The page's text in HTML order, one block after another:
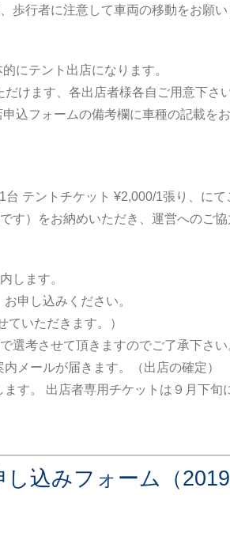
歩行者に注意して車両の移動をお願い
にテント出店になります。
けます、各出店者様各自ご用意下さい
込フォームの備考欄に車種の記載をお
テントチケット ¥2,000/1張り、にて
す）をお納めいただき、運営へのご協
します。
申し込みください。
いただきます。）
考させて頂きますのでご了承下さい
メールが届きます。（出店の確定）
す。 出店者専用チケットは９月下旬
込みフォーム（